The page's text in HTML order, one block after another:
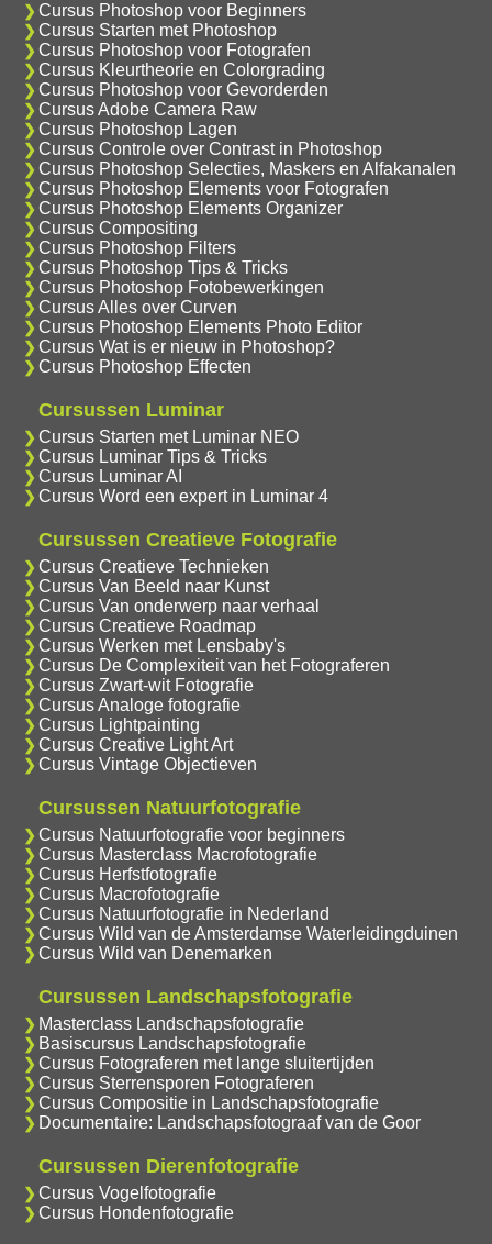
Cursus Photoshop voor Beginners
Cursus Starten met Photoshop
Cursus Photoshop voor Fotografen
Cursus Kleurtheorie en Colorgrading
Cursus Photoshop voor Gevorderden
Cursus Adobe Camera Raw
Cursus Photoshop Lagen
Cursus Controle over Contrast in Photoshop
Cursus Photoshop Selecties, Maskers en Alfakanalen
Cursus Photoshop Elements voor Fotografen
Cursus Photoshop Elements Organizer
Cursus Compositing
Cursus Photoshop Filters
Cursus Photoshop Tips & Tricks
Cursus Photoshop Fotobewerkingen
Cursus Alles over Curven
Cursus Photoshop Elements Photo Editor
Cursus Wat is er nieuw in Photoshop?
Cursus Photoshop Effecten
Cursussen Luminar
Cursus Starten met Luminar NEO
Cursus Luminar Tips & Tricks
Cursus Luminar AI
Cursus Word een expert in Luminar 4
Cursussen Creatieve Fotografie
Cursus Creatieve Technieken
Cursus Van Beeld naar Kunst
Cursus Van onderwerp naar verhaal
Cursus Creatieve Roadmap
Cursus Werken met Lensbaby's
Cursus De Complexiteit van het Fotograferen
Cursus Zwart-wit Fotografie
Cursus Analoge fotografie
Cursus Lightpainting
Cursus Creative Light Art
Cursus Vintage Objectieven
Cursussen Natuurfotografie
Cursus Natuurfotografie voor beginners
Cursus Masterclass Macrofotografie
Cursus Herfstfotografie
Cursus Macrofotografie
Cursus Natuurfotografie in Nederland
Cursus Wild van de Amsterdamse Waterleidingduinen
Cursus Wild van Denemarken
Cursussen Landschapsfotografie
Masterclass Landschapsfotografie
Basiscursus Landschapsfotografie
Cursus Fotograferen met lange sluitertijden
Cursus Sterrensporen Fotograferen
Cursus Compositie in Landschapsfotografie
Documentaire: Landschapsfotograaf van de Goor
Cursussen Dierenfotografie
Cursus Vogelfotografie
Cursus Hondenfotografie